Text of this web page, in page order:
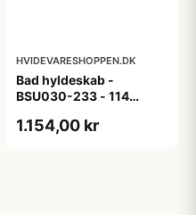
HVIDEVARESHOPPEN.DK
Bad hyldeskab -
BSU030-233 - 114
m/eg ABS-kant
1.154,00 kr